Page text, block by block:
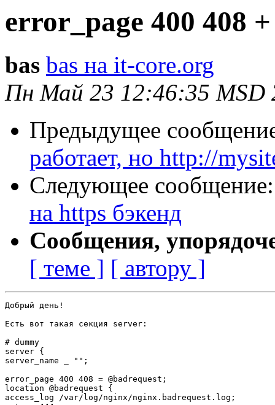
error_page 400 408 +
bas bas на it-core.org
Пн Май 23 12:46:35 MSD
Предыдущее
работает, но http://
Следующее
на https бэкенд
Сообщения,
[ теме ] [ автору ]
Добрый день!
Есть вот такая секция server:
# dummy
server {
server_name _ "";
error_page 400 408 = @badrequest;
location @badrequest {
access_log /var/log/nginx/nginx.badrequest.log;